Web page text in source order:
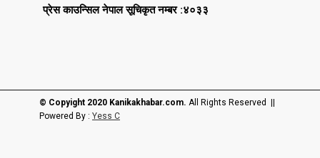
प्रेस काउन्सिल नेपाल सूचिकृत नम्बर :४०३३
© Copyight 2020 Kanikakhabar.com. All Rights Reserved ||
Powered By : Yess C